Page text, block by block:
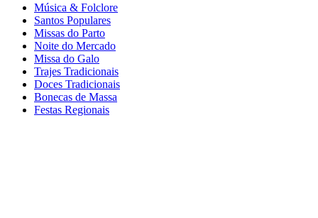
Música & Folclore
Santos Populares
Missas do Parto
Noite do Mercado
Missa do Galo
Trajes Tradicionais
Doces Tradicionais
Bonecas de Massa
Festas Regionais